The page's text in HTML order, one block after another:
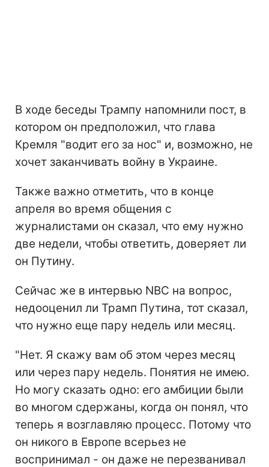
В ходе беседы Трампу напомнили пост, в
котором он предположил, что глава
Кремля "водит его за нос" и, возможно, не
хочет заканчивать войну в Украине.
Также важно отметить, что в конце
апреля во время общения с
журналистами он сказал, что ему нужно
две недели, чтобы ответить, доверяет ли
он Путину.
Сейчас же в интервью NBC на вопрос,
недооценил ли Трамп Путина, тот сказал,
что нужно еще пару недель или месяц.
"Нет. Я скажу вам об этом через месяц
или через пару недель. Понятия не имею.
Но могу сказать одно: его амбиции были
во многом сдержаны, когда он понял, что
теперь я возглавляю процесс. Потому что
он никого в Европе всерьез не
воспринимал - он даже не перезванивал